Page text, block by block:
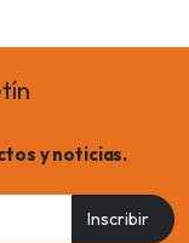
y noticias.
Inscribir